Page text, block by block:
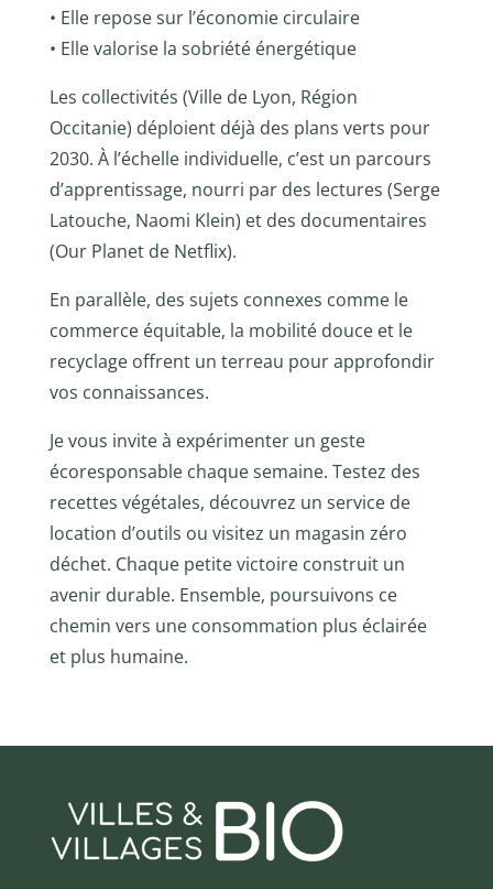
• Elle repose sur l’économie circulaire
• Elle valorise la sobriété énergétique
Les collectivités (Ville de Lyon, Région
Occitanie) déploient déjà des plans verts pour
2030. À l’échelle individuelle, c’est un parcours
d’apprentissage, nourri par des lectures (Serge
Latouche, Naomi Klein) et des documentaires
(Our Planet de Netflix).
En parallèle, des sujets connexes comme le
commerce équitable, la mobilité douce et le
recyclage offrent un terreau pour approfondir
vos connaissances.
Je vous invite à expérimenter un geste
écoresponsable chaque semaine. Testez des
recettes végétales, découvrez un service de
location d’outils ou visitez un magasin zéro
déchet. Chaque petite victoire construit un
avenir durable. Ensemble, poursuivons ce
chemin vers une consommation plus éclairée
et plus humaine.